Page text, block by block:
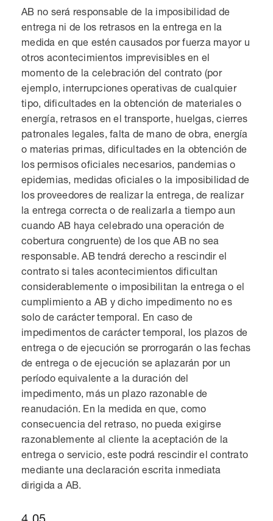
AB no será responsable de la imposibilidad de
entrega ni de los retrasos en la entrega en la
medida en que estén causados por fuerza mayor u
otros acontecimientos imprevisibles en el
momento de la celebración del contrato (por
ejemplo, interrupciones operativas de cualquier
tipo, dificultades en la obtención de materiales o
energía, retrasos en el transporte, huelgas, cierres
patronales legales, falta de mano de obra, energía
o materias primas, dificultades en la obtención de
los permisos oficiales necesarios, pandemias o
epidemias, medidas oficiales o la imposibilidad de
los proveedores de realizar la entrega, de realizar
la entrega correcta o de realizarla a tiempo aun
cuando AB haya celebrado una operación de
cobertura congruente) de los que AB no sea
responsable. AB tendrá derecho a rescindir el
contrato si tales acontecimientos dificultan
considerablemente o imposibilitan la entrega o el
cumplimiento a AB y dicho impedimento no es
solo de carácter temporal. En caso de
impedimentos de carácter temporal, los plazos de
entrega o de ejecución se prorrogarán o las fechas
de entrega o de ejecución se aplazarán por un
período equivalente a la duración del
impedimento, más un plazo razonable de
reanudación. En la medida en que, como
consecuencia del retraso, no pueda exigirse
razonablemente al cliente la aceptación de la
entrega o servicio, este podrá rescindir el contrato
mediante una declaración escrita inmediata
dirigida a AB.